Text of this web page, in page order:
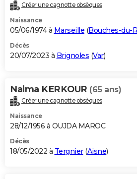
Créer une cagnotte obsèques
Naissance
05/06/1974 à Marseille (Bouches-du-
Décès
20/07/2023 à Brignoles (Var)
Naima KERKOUR (65 ans)
Créer une cagnotte obsèques
Naissance
28/12/1956 à OUJDA MAROC
Décès
18/05/2022 à Tergnier(Aisne)